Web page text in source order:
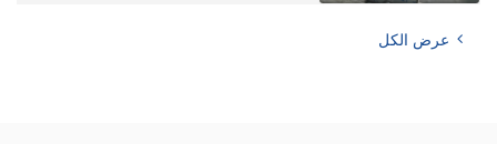
عرض الكل